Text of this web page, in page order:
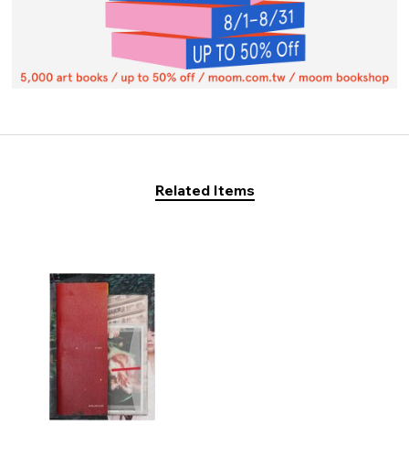
Related Items